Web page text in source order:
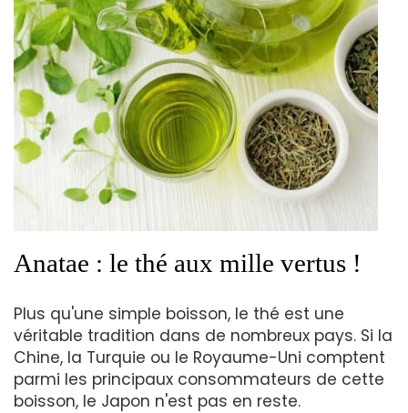
Anatae : le thé aux mille vertus !
Plus qu'une simple boisson, le thé est une
véritable tradition dans de nombreux pays. Si la
Chine, la Turquie ou le Royaume-Uni comptent
parmi les principaux consommateurs de cette
boisson, le Japon n'est pas en reste.